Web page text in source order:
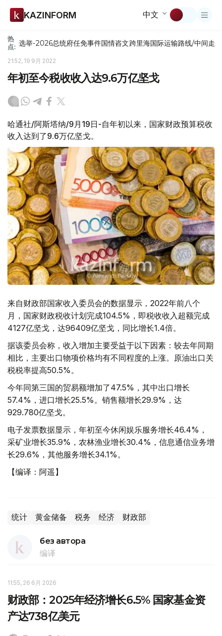
KAZINFORM 中文
热
点: 选举-2026总统府任免事件国情咨文跨里海国际运输路线/中间走廊
21:52, 19 9月 2022
年初至今税收收入达9.6万亿坚戈
哈通社/阿斯塔纳/9月19日-自年初以来，国家财政预算税收
收入达到了9.6万亿坚戈。
来自财政部国家收入委员会的数据显示，2022年前八个
月，国家财政税收计划完成104.5%，即税收收入超额完成
4127亿坚戈，达96409亿坚戈，同比增长1.4倍。
据该委员会称，收入增加主要受益于以下因素：较去年同期
相比，主要出口物项价格均有不同程度的上涨。原油出口关
税税率提高50.5%。
今年同第三国的贸易额增加了47.5%，其中出口增长
57.4%，进口增长25.5%。销售额增长29.9%，达
929.780亿坚戈。
电子发票数据显示，年初至今休闲娱乐服务增长46.4%，
采矿业增长35.9%，农林渔业增长30.4%，信息通信业务增
长29.6%，其他服务增长34.1%。
【编译：阿遥】
统计 黄金储备 税务 经济 财政部
без автора
编译
11:55, 26 6月 2026
财政部：2025年经济增长6.5% 国家基金资
产达738亿美元